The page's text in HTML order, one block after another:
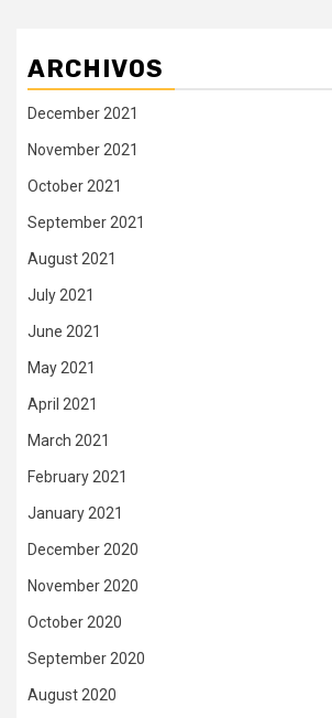
ARCHIVOS
December 2021
November 2021
October 2021
September 2021
August 2021
July 2021
June 2021
May 2021
April 2021
March 2021
February 2021
January 2021
December 2020
November 2020
October 2020
September 2020
August 2020